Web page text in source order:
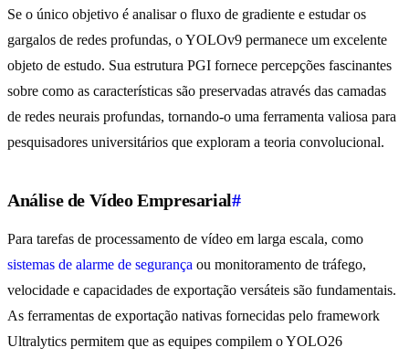
Se o único objetivo é analisar o fluxo de gradiente e estudar os
gargalos de redes profundas, o YOLOv9 permanece um excelente
objeto de estudo. Sua estrutura PGI fornece percepções fascinantes
sobre como as características são preservadas através das camadas
de redes neurais profundas, tornando-o uma ferramenta valiosa para
pesquisadores universitários que exploram a teoria convolucional.
Análise de Vídeo Empresarial#
Para tarefas de processamento de vídeo em larga escala, como
sistemas de alarme de segurança ou monitoramento de tráfego,
velocidade e capacidades de exportação versáteis são fundamentais.
As ferramentas de exportação nativas fornecidas pelo framework
Ultralytics permitem que as equipes compilem o YOLO26